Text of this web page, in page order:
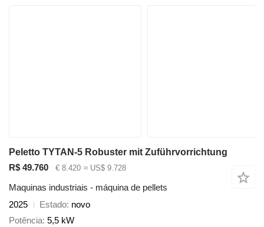
Peletto TYTAN-5 Robuster mit Zuführvorrichtung
R$ 49.760
€ 8.420 ≈ US$ 9.728
Maquinas industriais - máquina de pellets
2025
Estado novo
Potência 5,5 kW